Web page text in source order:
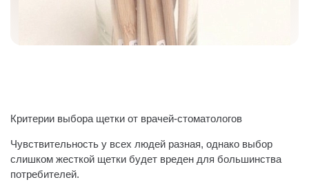
Критерии выбора щетки от врачей-стоматологов
Чувствительность у всех людей разная, однако выбор
слишком жесткой щетки будет вреден для большинства
потребителей.